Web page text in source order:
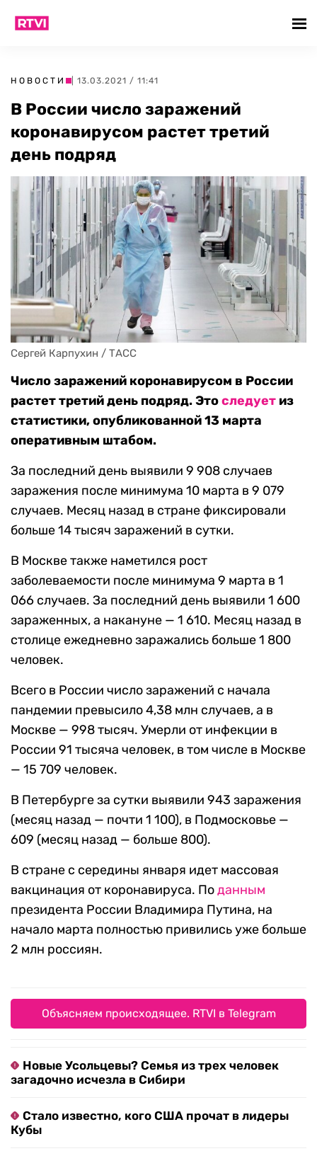
НОВОСТИ | 13.03.2021 / 11:41
В России число заражений
коронавирусом растет третий
день подряд
Сергей Карпухин / ТАСС
Число заражений коронавирусом в России
растет третий день подряд. Этоследует из
статистики, опубликованной 13 марта
оперативным штабом.
За последний день выявили 9 908 случаев
заражения после минимума 10 марта в 9 079
случаев. Месяц назад в стране фиксировали
больше 14 тысяч заражений в сутки.
В Москве также наметился рост
заболеваемости после минимума 9 марта в 1
066 случаев. За последний день выявили 1 600
зараженных, а накануне — 1 610. Месяц назад в
столице ежедневно заражались больше 1 800
человек.
Всего в России число заражений с начала
пандемии превысило 4,38 млн случаев, а в
Москве — 998 тысяч. Умерли от инфекции в
России 91 тысяча человек, в том числе в Москве
— 15 709 человек.
В Петербурге за сутки выявили 943 заражения
(месяц назад — почти 1 100), в Подмосковье —
609 (месяц назад — больше 800).
В стране с середины января идет массовая
вакцинация от коронавируса. Поданным
президента России Владимира Путина, на
начало марта полностью привились уже больше
2 млн россиян.
Объясняем происходящее. RTVI в Telegram
Новые Усольцевы? Семья из трех человек
загадочно исчезла в Сибири
Стало известно, кого США прочат в лидеры
Кубы